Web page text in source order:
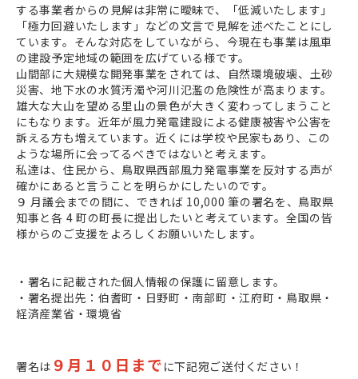
する事業者からの見解は非常に曖昧で、「低減いたします」
「極力回避いたします」などの文言で見解を述べたことにし
ています。そんな対応をしていながら、今現在も事業は風車
の建設予定地域の範囲を広げている様です。
山間部に大規模な開発事業をされては、自然環境破壊、土砂
災害、地下水の水質汚濁や河川氾濫の危険性が高まります。
雄大な大山を望める里山の景色が大きく変わってしまうこと
にもなります。近年が風力発電建設による健康被害や公害を
訴える方も増えています。近くには学校や民家もあり、この
ような場所に会ってるべきではないと考えます。
私達は、住民から、鳥取県西部風力発電事業を反対する声が
確かにあると言うことを明らかにしたいのです。
９ 月議会までの間に、できれば 10,000 筆の署名を、鳥取県
知事と各 4 町の町長に提出したいと考えています。全国の皆
様からのご支援をよろしくお願いいたします。
・署名に記載された個人情報の保護に留意します。
・署名提出先：伯耆町・日野町・南部町・江府町・鳥取県・
経済産業省・環境省
署名は ９月１０日まで に下記宛ご送付ください！